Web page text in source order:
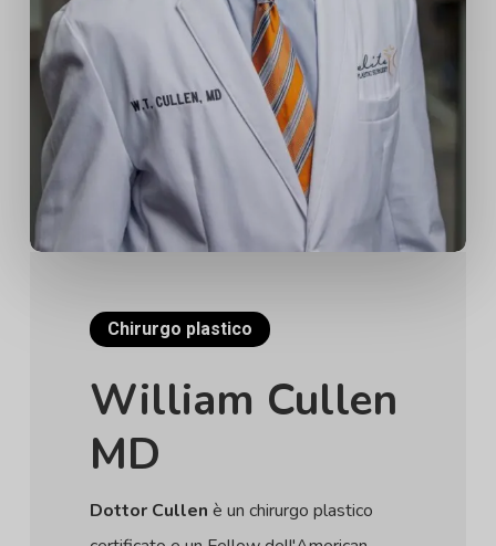
Chirurgo plastico
William Cullen
MD
Dottor Cullen è un chirurgo plastico